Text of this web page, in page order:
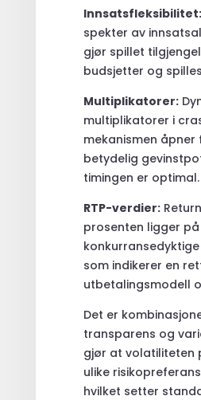
Innsatsfleksibilitet:
spekter av
gjør spillet
budsjetter og
Multiplikatorer:
multiplikatorer i
mekanismen åpner
betydelig
timingen er optimal.
RTP-verdier:
prosenten ligger på
som indikerer en
utbetalingsmodell
Det er
transparens og
gjør at volatiliteten
ulike
hvilket setter